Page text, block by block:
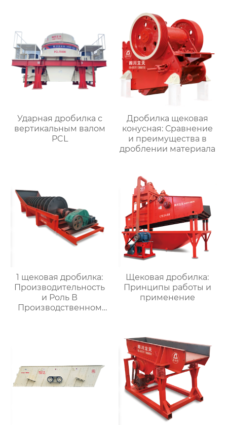
Ударная дробилка с
вертикальным валом
PCL
Дробилка щековая
конусная: Сравнение
и преимущества в
дроблении материала
1 щековая дробилка:
Производительность
и Роль В
Производственном
Щековая дробилка:
Принципы работы и
применение